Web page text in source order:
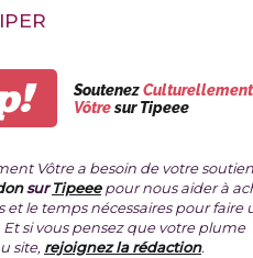
SoutenezCulturellement
Vôtresur Tipeee
Vôtre a besoin de votre
surTipeeepour nous aider à
et le temps nécessaires pour faire
si vous pensez que votre plume
site, rejoignez la rédaction.